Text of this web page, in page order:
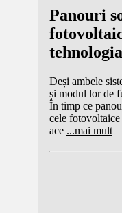
Panouri
Deși ambele
și modul lor de
În timp ce
cele fotovoltaice
ace ...mai mult